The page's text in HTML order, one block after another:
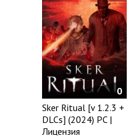
0
Sker Ritual [v 1.2.3 +
DLCs] (2024) PC |
Лицензия